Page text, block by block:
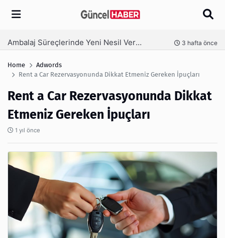
Arama
Ambalaj Süreçlerinde Yeni Nesil Verimliliği Olimpack ile Yakalayın 3 hafta önce
Home
Adwords
Rent a Car Rezervasyonunda Dikkat Etmeniz Gereken İpuçları
Rent a Car Rezervasyonunda Dikkat
Etmeniz Gereken İpuçları
1 yıl önce